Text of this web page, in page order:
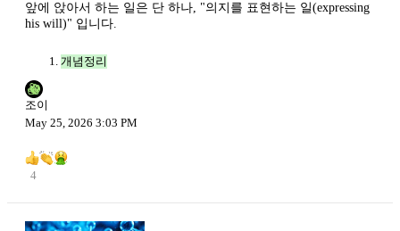
앞에 앉아서 하는 일은 단 하나, "의지를 표현하는 일(expressing
his will)" 입니다.
개념정리
조이
May 25, 2026 3:03 PM
4